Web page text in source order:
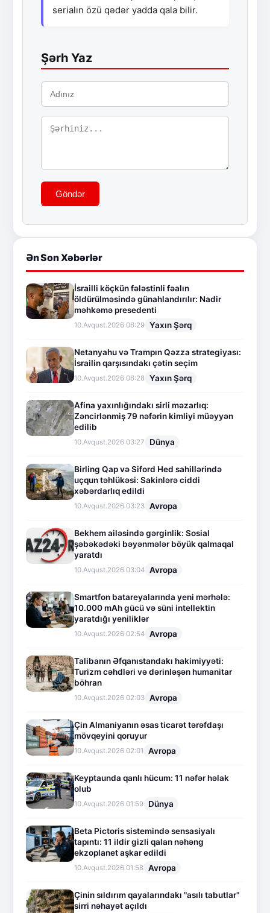
serialın özü qədər yadda qala bilir.
Şərh Yaz
Göndər
Ən Son Xəbərlər
İsrailli köçkün fələstinli fəalın
öldürülməsində günahlandırılır: Nadir
məhkəmə presedenti
10.Avqust.2026 06:29 Yaxın Şərq
Netanyahu və Trampın Qəzza strategiyası:
İsrailin qarşısındakı çətin seçim
10.Avqust.2026 06:28 Yaxın Şərq
Afina yaxınlığındakı sirli məzarlıq:
Zəncirlənmiş 79 nəfərin kimliyi müəyyən
edilib
10.Avqust.2026 03:27 Dünya
Birling Qap və Siford Hed sahillərində
uçqun təhlükəsi: Sakinlərə ciddi
xəbərdarlıq edildi
10.Avqust.2026 03:23 Avropa
Bekhem ailəsində gərginlik: Sosial
şəbəkədəki bəyənmələr böyük qalmaqal
yaratdı
10.Avqust.2026 03:04 Avropa
Smartfon batareyalarında yeni mərhələ:
10.000 mAh gücü və süni intellektin
yaratdığı yeniliklər
10.Avqust.2026 02:54 Avropa
Talibanın Əfqanıstandakı hakimiyyəti:
Turizm cəhdləri və dərinləşən humanitar
böhran
10.Avqust.2026 02:03 Avropa
Çin Almaniyanın əsas ticarət tərəfdaşı
mövqeyini qoruyur
10.Avqust.2026 02:01 Avropa
Keyptaunda qanlı hücum: 11 nəfər həlak
olub
10.Avqust.2026 01:59 Dünya
Beta Pictoris sistemində sensasiyalı
tapıntı: 11 ildir gizli qalan nəhəng
ekzoplanet aşkar edildi
10.Avqust.2026 01:58 Avropa
Çinin sıldırım qayalarındakı "asılı tabutlar"
sirri nəhayət açıldı